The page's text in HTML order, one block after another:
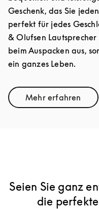
Geschenk, das Sie
perfekt für jedes
& Olufsen
beim Auspacken aus,
ein ganzes Leben.
Mehr erfahren
Link Opens
Seien Sie ganz
die